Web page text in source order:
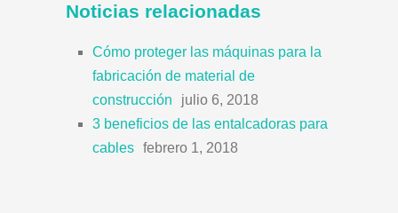
Noticias relacionadas
Cómo proteger las máquinas para la
fabricación de material de
construcción
julio 6, 2018
3 beneficios de las entalcadoras para
cables febrero 1, 2018